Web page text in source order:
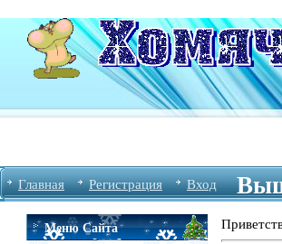
Главная Регистрация Вход
Меню Сайта